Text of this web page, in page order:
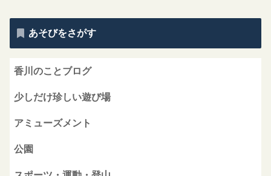
あそびをさがす
香川のことブログ
少しだけ珍しい遊び場
アミューズメント
公園